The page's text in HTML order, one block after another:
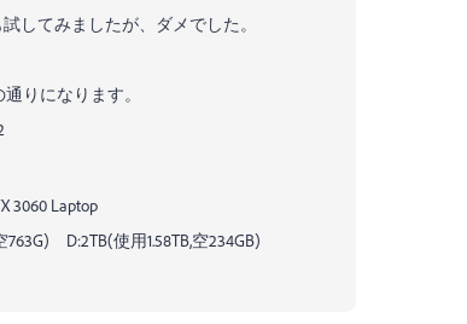
してみましたが、ダメでした。
りになります。
3060 Laptop
763G) D:2TB(使用1.58TB,空234GB)